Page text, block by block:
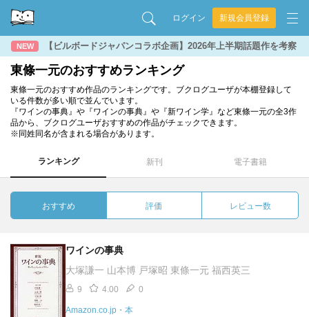
ログイン 新規会員登録
NEW 【ビルボードジャパンコラボ企画】2026年上半期話題作を考察
東條一元のおすすめランキング
東條一元のおすすめ作品のランキングです。ブクログユーザが本棚登録して
いる件数が多い順で並んでいます。
『ワインの事典』や『ワインの事典』や『新ワイン学』など東條一元の全3作
品から、ブクログユーザおすすめの作品がチェックできます。
※同姓同名が含まれる場合があります。
ランキング 新刊 電子書籍
おすすめ 評価 レビュー数
ワインの事典
大塚謙一 山本博 戸塚昭 東條一元 福西英三
9 4.00 0
Amazon.co.jp・本